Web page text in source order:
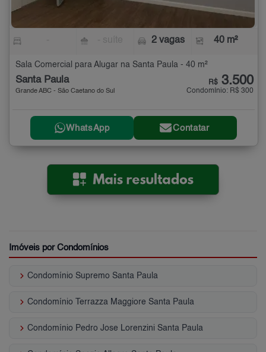
2 vagas 40 m²
Sala Comercial para Alugar na Santa Paula - 40 m²
Santa Paula
Grande ABC - São Caetano do Sul
R$ 3.500
Condomínio: R$ 300
WhatsApp Contatar
Imóveis por Condomínios
keyboard_arrow_right Condomínio Supremo Santa Paula
keyboard_arrow_right Condomínio Terrazza Maggiore Santa Paula
keyboard_arrow_right Condomínio Pedro Jose Lorenzini Santa Paula